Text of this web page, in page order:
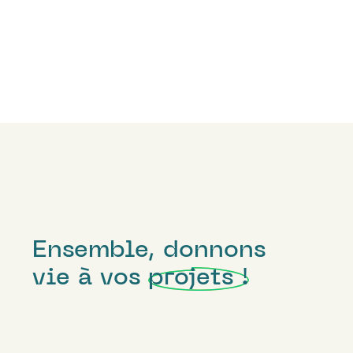
Ensemble, donnons
vie à vosprojets !